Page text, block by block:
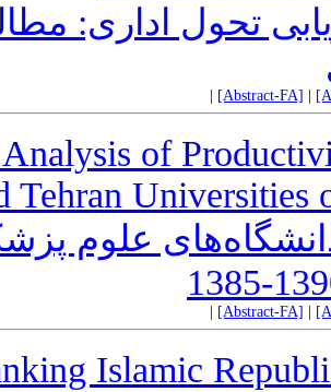
تحول اداری:
[Abstract-FA]
of
Tehran Universities
علوم
[Abstract-FA]
Islamic